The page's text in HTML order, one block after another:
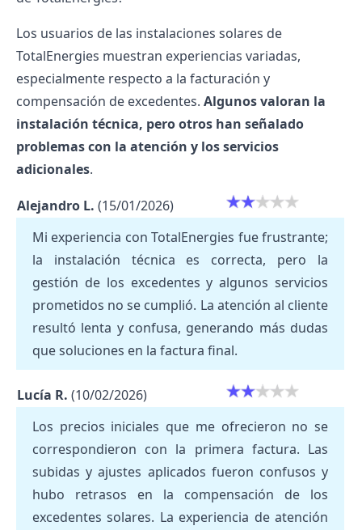
Los usuarios de las instalaciones solares de
TotalEnergies muestran experiencias variadas,
especialmente respecto a la facturación y
compensación de excedentes. Algunos valoran la
instalación técnica, pero otros han señalado
problemas con la atención y los servicios
adicionales.
Alejandro L. (15/01/2026)
Mi experiencia con TotalEnergies fue frustrante;
la instalación técnica es correcta, pero la
gestión de los excedentes y algunos servicios
prometidos no se cumplió. La atención al cliente
resultó lenta y confusa, generando más dudas
que soluciones en la factura final.
Lucía R. (10/02/2026)
Los precios iniciales que me ofrecieron no se
correspondieron con la primera factura. Las
subidas y ajustes aplicados fueron confusos y
hubo retrasos en la compensación de los
excedentes solares. La experiencia de atención